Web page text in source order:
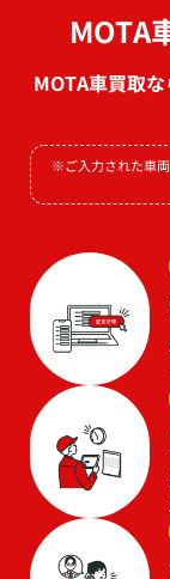
MOTA
MOTA車買取
※ご入力された車